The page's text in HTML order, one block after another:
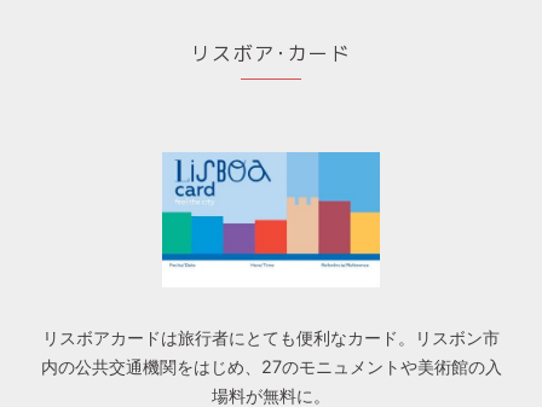
リスボア･カード
リスボアカードは旅行者にとても便利なカード。リスボン市
内の公共交通機関をはじめ、27のモニュメントや美術館の入
場料が無料に。